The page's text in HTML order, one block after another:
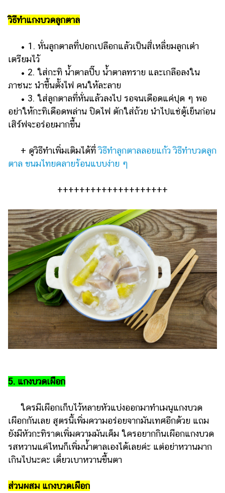
วิธีทำแกงบวดลูกตาล
• 1. หั่นลูกตาลที่ปอกเปลือกแล้วเป็นสี่เหลี่ยมลูกเต๋า
เตรียมไว้
• 2. ใส่กะทิ น้ำตาลปี๊บ น้ำตาลทราย และเกลือลงใน
ภาชนะ นำขึ้นตั้งไฟ คนให้ละลาย
• 3. ใส่ลูกตาลที่หั่นแล้วลงไป รอจนเดือดแค่ปุด ๆ พอ
อย่าให้กะทิเดือดพล่าน ปิดไฟ ตักใส่ถ้วย นำไปแช่ตู้เย็นก่อน
เสิร์ฟจะอร่อยมากขึ้น
+ ดูวิธีทำเพิ่มเติมได้ที่วิธีทำลูกตาลลอยแก้ว วิธีทำบวดลูก
ตาล ขนมไทยคลายร้อนแบบง่าย ๆ
++++++++++++++++++++
5. แกงบวดเผือก
ใครมีเผือกเก็บไว้หลายหัวแบ่งออกมาทำเมนูแกงบวด
เผือกกันเลย สูตรนี้เพิ่มความอร่อยจากมันเทศอีกด้วย แถม
ยังมีหัวกะทิราดเพิ่มความมันเค็ม ใครอยากกินเผือกแกงบวด
รสหวานแค่ไหนก็เพิ่มน้ำตาลเองได้เลยค่ะ แต่อย่าหวานมาก
เกินไปนะคะ เดี๋ยวเบาหวานขึ้นตา
ส่วนผสม แกงบวดเผือก